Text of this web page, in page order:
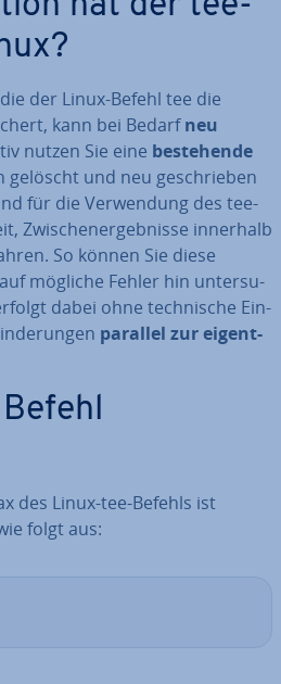
der Linux-Befehl tee die
kann bei Bedarfneu
nutzen Sie eine be­stehen­de
gelöscht und neu ge­schrie­ben
für die Ver­wen­dung des tee-
Zwi­schen­er­geb­nis­se innerhalb
So können Sie diese
mögliche Fehler hin un­ter­su­
dabei ohne tech­ni­sche Ein­
parallel zur ei­gent­
des Linux-tee-Befehls ist
folgt aus: